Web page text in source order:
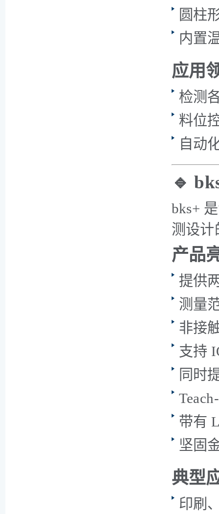
圆柱
内置
应用
检测
料位
自动
🔹
bks+
测设计
产品
提供
测量
非接
支持
同时
带有
坚固
典型
印刷